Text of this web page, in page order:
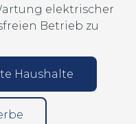
elektrischer
Betrieb zu
Haushalte